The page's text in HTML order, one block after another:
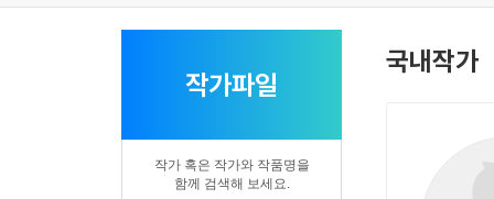
작가파일
작가 혹은 작가와 작품명을
함께 검색해 보세요.
국내작가